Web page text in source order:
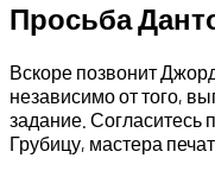
Просьба
Вскоре позвонит
независимо от того,
задание. Согласитесь
Грубицу, мастера